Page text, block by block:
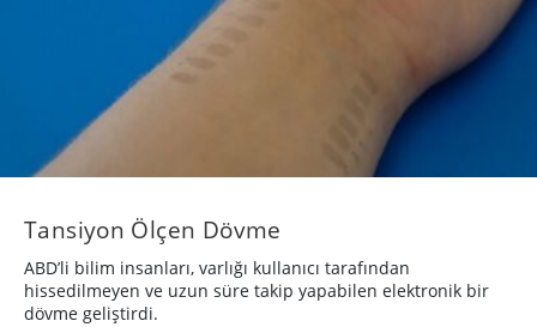
Tansiyon Ölçen Dövme
ABD’li bilim insanları, varlığı kullanıcı tarafından
hissedilmeyen ve uzun süre takip yapabilen elektronik bir
dövme geliştirdi.